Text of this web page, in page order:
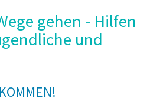
gehen - Hilfen
und